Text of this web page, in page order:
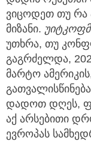
ვიცოდეთ თუ რა
მიზანი.
უთხრა, თუ
გაგრძელდა,
მარტო
დადოთ დღეს,
აქ არსებითი
ევროპას